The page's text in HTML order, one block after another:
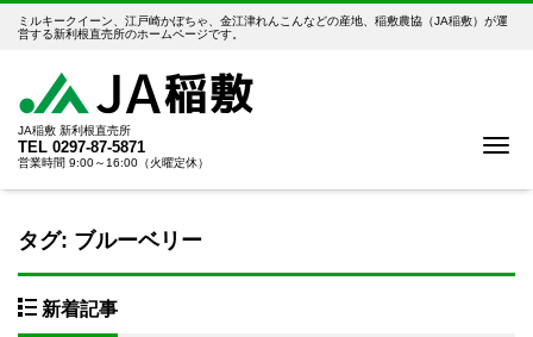
ミルキークイーン、江戸崎かぼちゃ、金江津れんこんなどの産地、稲敷農協（JA稲敷）が運
営する新利根直売所のホームページです。
JA稲敷 新利根直売所
TEL 0297-87-5871
営業時間 9:00～16:00（火曜定休）
タグ: ブルーベリー
新着記事